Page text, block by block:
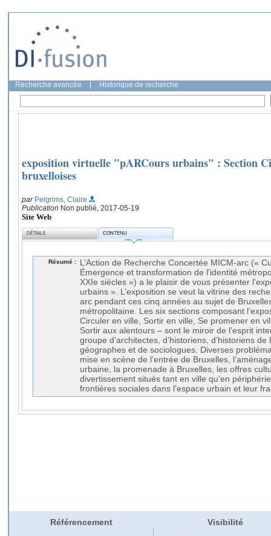
Recherche avancée Historique de recherche
exposition virtuelle "pARCours urbains" : Section
bruxelloises
par Pelgrims, Claire
Publication Non publié, 2017-05-19
Site Web
DÉTAILS CONTENU
Résumé :
L’Action de Recherche Concertée MICM-arc («
Émergence et transformation de l’identité
XXIe siècles ») a le plaisir de vous présenter
urbains ». L’exposition se veut la vitrine des
arc pendant ces cinq années au sujet de
métropolitaine. Les six sections composant
Circuler en ville, Sortir en ville, Se promener en
Sortir aux alentours – sont le miroir de l’esprit
groupe d’architectes, d’historiens, d’historiens de
géographes et de sociologues. Diverses
mise en scène de l’entrée de Bruxelles,
urbaine, la promenade à Bruxelles, les offres
divertissement situés tant en ville qu’en
frontières sociales dans l’espace urbain et leur
Référencement Visibilité